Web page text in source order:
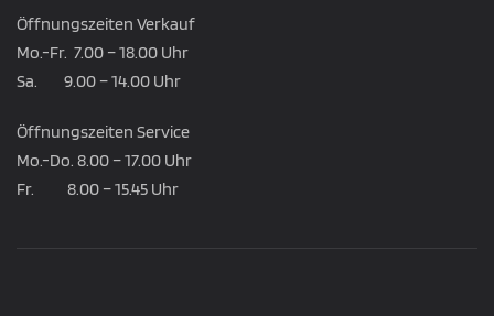
Öffnungszeiten Verkauf
Mo.-Fr. 7.00 – 18.00 Uhr
Sa. 9.00 – 14.00 Uhr
Öffnungszeiten Service
Mo.-Do. 8.00 – 17.00 Uhr
Fr. 8.00 – 15.45 Uhr